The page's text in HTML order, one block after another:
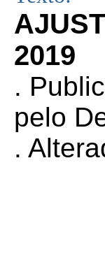
2019
.
pelo
.